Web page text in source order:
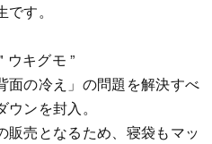
す。
キグモ ”
面の冷え」の問題を解決すべ
ンを封入。
販売となるため、寝袋もマッ